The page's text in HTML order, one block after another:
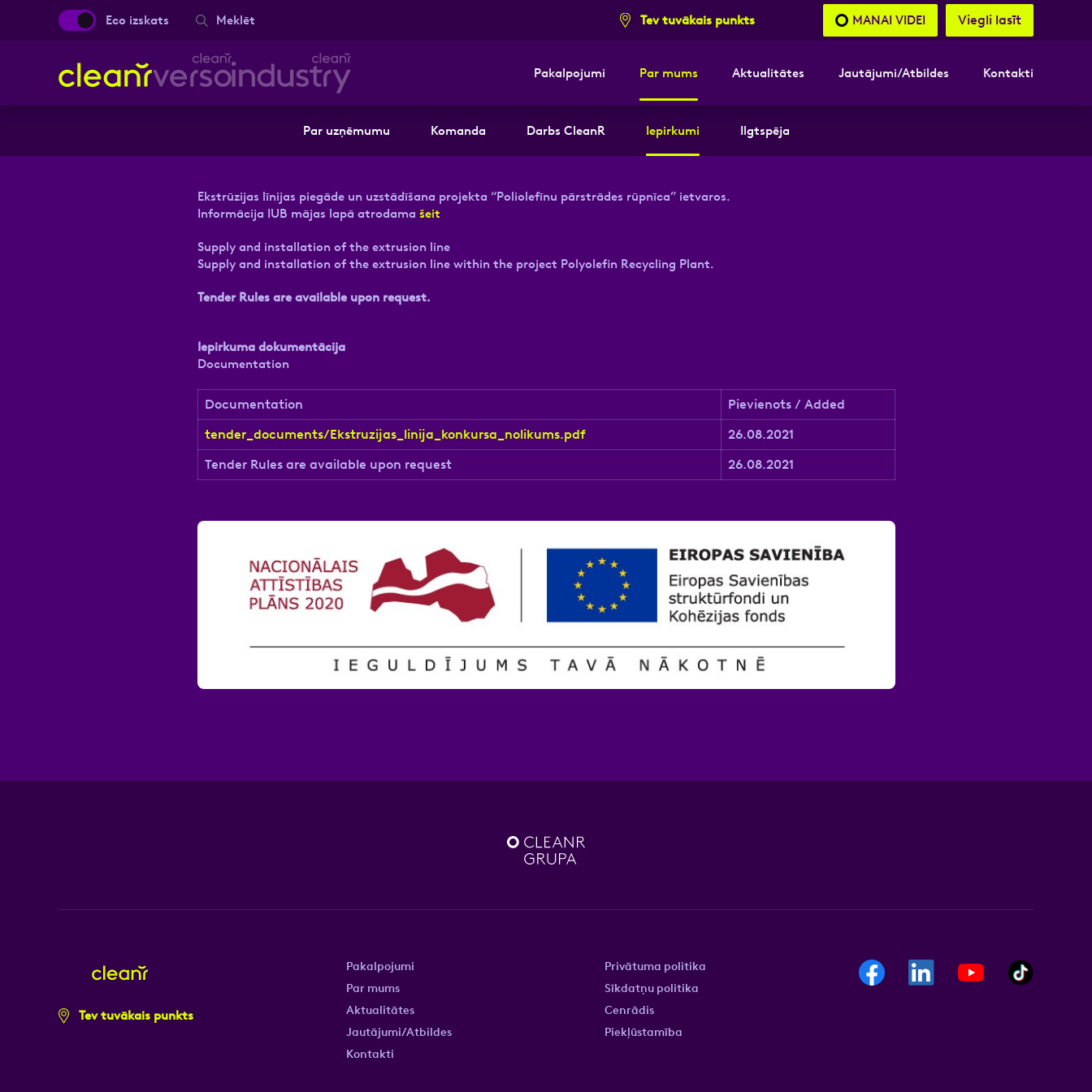
Eco izskats Meklēt Tev tuvākais punkts MANAI VIDEI Viegli lasīt
Pakalpojumi Par mums Aktualitātes Jautājumi/Atbildes Kontakti
Par uzņēmumu Komanda Darbs CleanR Iepirkumi Ilgtspēja
Ekstrūzijas līnijas piegāde un uzstādīšana projekta “Poliolefīnu pārstrādes rūpnīca” ietvaros.
Informācija IUB mājas lapā atrodama šeit
Supply and installation of the extrusion line
Supply and installation of the extrusion line within the project Polyolefin Recycling Plant.
Tender Rules are available upon request.
Iepirkuma dokumentācija
Documentation
Documentation
Pievienots / Added
tender_documents/Ekstruzijas_linija_konkursa_nolikums.pdf
26.08.2021
Tender Rules are available upon request
26.08.2021
Aizpildi pieteikuma formu un mēs ar tevi sazināsimies
Atzīmējiet, ka piekrītat personas datu apstrādei.
Tev tuvākais punkts
Pakalpojumi
Par mums
Aktualitātes
Jautājumi/Atbildes
Kontakti
Privātuma politika
Sīkdatņu politika
Cenrādis
Piekļūstamība